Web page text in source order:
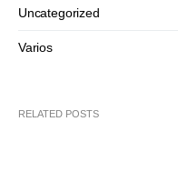
Uncategorized
Varios
RELATED POSTS